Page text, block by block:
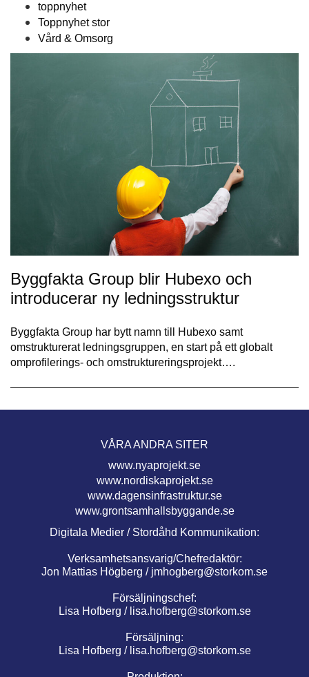
toppnyhet
Toppnyhet stor
Vård & Omsorg
Byggfakta Group blir Hubexo och
introducerar ny ledningsstruktur
Byggfakta Group har bytt namn till Hubexo samt
omstrukturerat ledningsgruppen, en start på ett globalt
omprofilerings- och omstruktureringsprojekt….
VÅRA ANDRA SITER
www.nyaprojekt.se
www.nordiskaprojekt.se
www.dagensinfrastruktur.se
www.grontsamhallsbyggande.se
Digitala Medier / Stordåhd Kommunikation:
Verksamhetsansvarig/Chefredaktör:
Jon Mattias Högberg / jmhogberg@storkom.se
Försäljningschef:
Lisa Hofberg / lisa.hofberg@storkom.se
Försäljning:
Lisa Hofberg / lisa.hofberg@storkom.se